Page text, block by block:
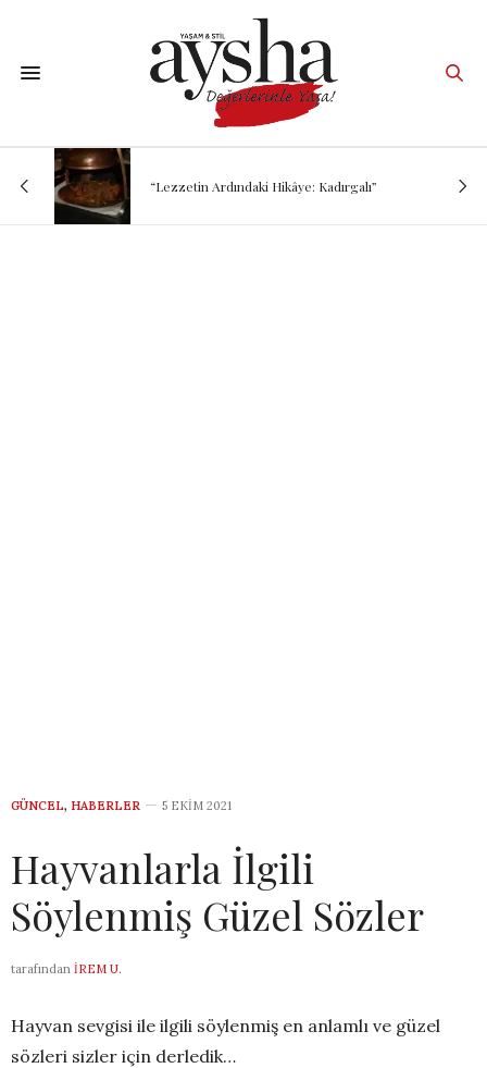
“Lezzetin Ardındaki Hikâye: Kadırgalı”
GÜNCEL, HABERLER 5 EKIM 2021
Hayvanlarla İlgili
Söylenmiş Güzel Sözler
tarafından İREM U.
Hayvan sevgisi ile ilgili söylenmiş en anlamlı ve güzel
sözleri sizler için derledik…